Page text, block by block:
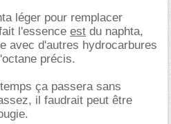
léger pour remplacer
l'essence est du naphta,
avec d'autres hydrocarbures
précis.
ça passera sans
il faudrait peut être